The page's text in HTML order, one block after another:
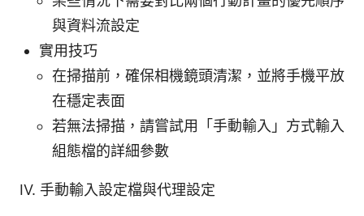
與資料流設定
實用技巧
在掃描前，確保相機鏡頭清潔，並將手機平放
在穩定表面
若無法掃描，請嘗試用「手動輸入」方式輸入
組態檔的詳細參數
IV. 手動輸入設定檔與代理設定